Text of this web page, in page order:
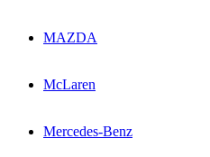
MAZDA
McLaren
Mercedes-Benz